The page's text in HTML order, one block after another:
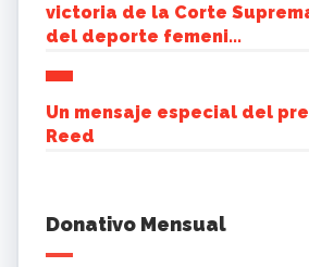
victoria de la Corte
del deporte femeni...
Un mensaje especial del
Reed
Donativo Mensual